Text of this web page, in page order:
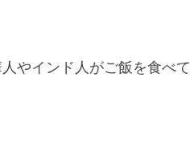
やインド人がご飯を食べて